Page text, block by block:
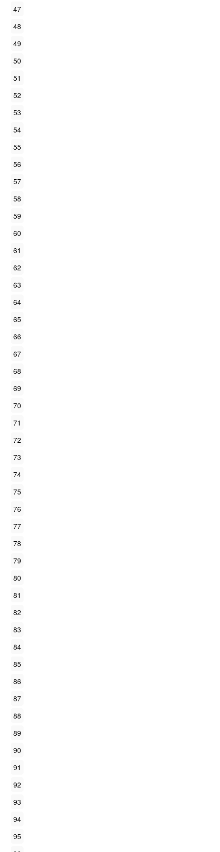
47
48
49
50
51
52
53
54
55
56
57
58
59
60
61
62
63
64
65
66
67
68
69
70
71
72
73
74
75
76
77
78
79
80
81
82
83
84
85
86
87
88
89
90
91
92
93
94
95